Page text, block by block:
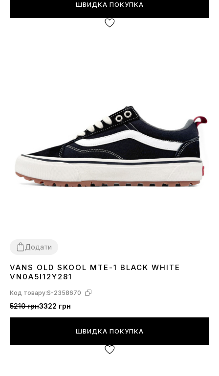
ШВИДКА ПОКУПКА
Додати
3739 414345
VANS OLD SKOOL MTE-1 BLACK WHITE
VN0A5I12Y281
Код товару:S-2358670
5210 грн3322 грн
ШВИДКА ПОКУПКА